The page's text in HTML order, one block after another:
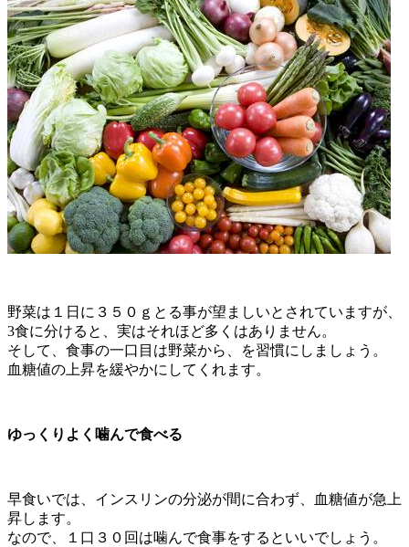
野菜は１日に３５０ｇとる事が望ましいとされていますが、
3食に分けると、実はそれほど多くはありません。
そして、食事の一口目は野菜から、を習慣にしましょう。
血糖値の上昇を緩やかにしてくれます。
ゆっくりよく噛んで食べる
早食いでは、インスリンの分泌が間に合わず、血糖値が急上
昇します。
なので、１口３０回は噛んで食事をするといいでしょう。